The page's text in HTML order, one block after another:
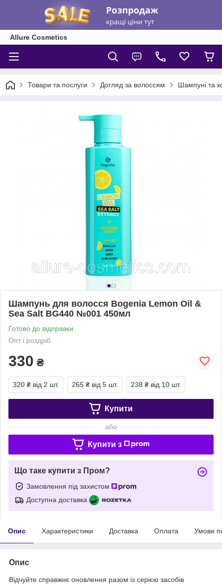
Allure Cosmetics
Товари та послуги Догляд за волоссям Шампуні та
Шампунь для волосся Bogenia Lemon Oil &
Sea Salt BG440 №001 450мл
Готово до відправки
Опт і роздріб
330 ₴
320 ₴ від 2 шт. 265 ₴ від 5 шт. 238 ₴ від 10 шт.
Купити
або
Купити з
Що таке купити з Пром?
Замовлення під захистом
Доступна доставка
Опис Характеристики Доставка Оплата Умови
Опис
Відчуйте справжнє оновлення разом із серією засобів